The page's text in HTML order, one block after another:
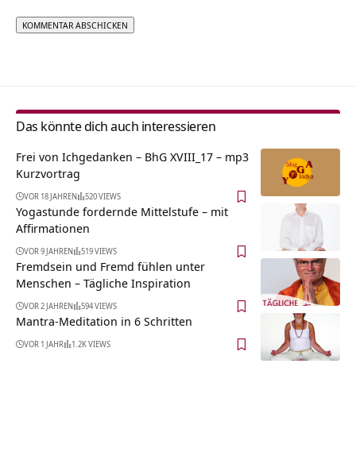
Das könnte dich auch interessieren
Frei von Ichgedanken – BhG XVIII_17 – mp3
Kurzvortrag
VOR 18 JAHREN 520 VIEWS
Yogastunde fordernde Mittelstufe – mit
Affirmationen
VOR 9 JAHREN 519 VIEWS
Fremdsein und Fremd fühlen unter
Menschen – Tägliche Inspiration
VOR 2 JAHREN 594 VIEWS
Mantra-Meditation in 6 Schritten
VOR 1 JAHR 1.2K VIEWS